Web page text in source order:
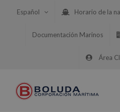
Español Horario de la
Documentación Marinos
Área